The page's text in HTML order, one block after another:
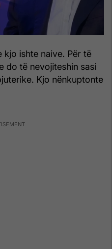
kjo ishte naive. Për të
do të nevojiteshin sasi
Kjo nënkuptonte